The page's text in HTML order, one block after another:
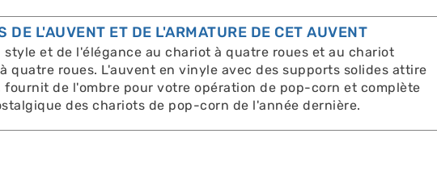
DE L'AUVENT ET DE L'ARMATURE DE CET AUVENT
style et de l'élégance au chariot à quatre roues et au chariot
quatre roues. L'auvent en vinyle avec des supports solides attire
fournit de l'ombre pour votre opération de pop-corn et complète
des chariots de pop-corn de l'année dernière.